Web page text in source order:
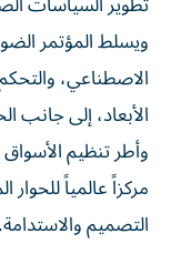
ويسلط المؤتمر
الاصطناعي،
الأبعاد، إلى جانب
وأطر تنظيم
مركزاً عالمياً
التصميم والاستدامة.